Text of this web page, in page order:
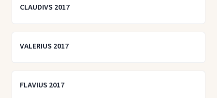
CLAUDIVS 2017
VALERIUS 2017
FLAVIUS 2017